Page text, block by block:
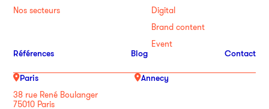
Nos secteurs
Digital
Brand content
Event
Références Blog Contact
Paris
38 rue René Boulanger
75010 Paris
Annecy